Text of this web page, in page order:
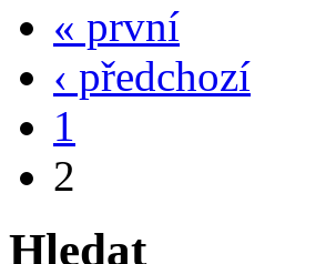
« první
‹ předchozí
1
2
Hledat